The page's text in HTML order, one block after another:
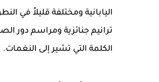
اليابانية ومختلفة قليلاً في
ترانيم جنائزية ومراسم دور
الكلمة التي تشير إلى النغمات.